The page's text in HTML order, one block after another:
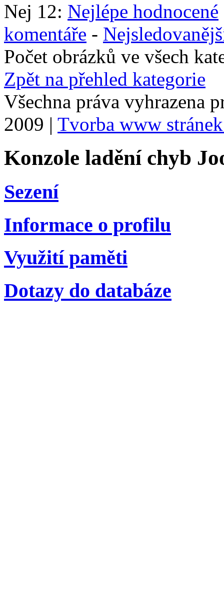
Nej 12: Nejlépe hodnocené
komentáře -
Počet obrázků ve všech
Zpět na přehled kategorie
Všechna práva vyhrazena
2009 | Tvorba www
Konzole ladění chyb
Sezení
Informace o profilu
Využití paměti
Dotazy do databáze